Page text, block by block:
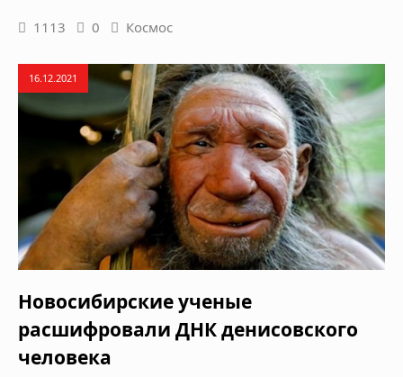
1113 0 Космос
16.12.2021
Новосибирские ученые
расшифровали ДНК денисовского
человека